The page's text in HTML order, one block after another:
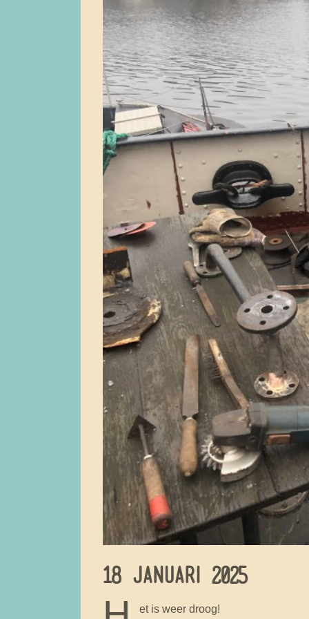
18 JANUARI 2025
et is weer droog!